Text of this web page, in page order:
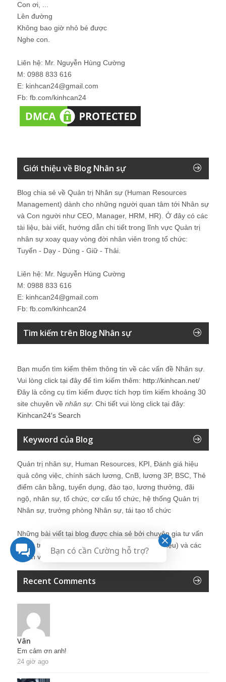
Con ơi, ...
Lên đường
Không bao giờ nhỏ bé được
Nghe con.
Liên hệ: Mr. Nguyễn Hùng Cường
M: 0988 833 616
E: kinhcan24@gmail.com
Fb: fb.com/kinhcan24
Giới thiệu về Blog Nhân sự
Blog chia sẻ về Quản trị Nhân sự (Human Resources
Management) dành cho những người quan tâm tới Nhân sự
và Con người như CEO, Manager, HRM, HR). Ở đây có các
tài liệu, bài viết, hướng dẫn chi tiết trong lĩnh vực Quản trị
nhân sự xoay quay vòng đời nhân viên trong tổ chức:
Tuyển - Dạy - Dùng - Giữ - Thải.
Liên hệ: Mr. Nguyễn Hùng Cường
M: 0988 833 616
E: kinhcan24@gmail.com
Fb: fb.com/kinhcan24
Tìm kiếm trên Blog Nhân sự
Bạn muốn tìm kiếm thêm thông tin về các vấn đề Nhân sự
Vui lòng click tại đây để tìm kiếm thêm: http://kinhcan.net/
Đây là công cụ tìm kiếm được tích hợp tìm kiếm khoảng 30
site chuyên về nhân sự. Chi tiết vui lòng click tại đây:
Kinhcan24′s Search
Keyword của Blog
Quản trị nhân sự, Human Resources, KPI, Đánh giá hiệu
quả công việc, chính sách lương, CnB, lương 3P, BSC, Thẻ
điểm cân bằng, tuyển dụng, đào tạo, lương thưởng, đãi
ngộ, nhân sự, tổ chức, cơ cấu tổ chức, hệ thống Quản trị
Nhân sự, trưởng phòng Nhân sự, tái tạo tổ chức
Những bài viết tại blog được chia sẻ bởi chuyên gia tư vấn
Quản trị Nhân sự Nguyễn Hùng Cường (
giới thiệu) và các
thành viên khác trong cộng đồng Nhân sự.
Recent Comments
Vân
Em cảm ơn anh!
24 giờ ago
Bạn có cần Cường hỗ trợ?